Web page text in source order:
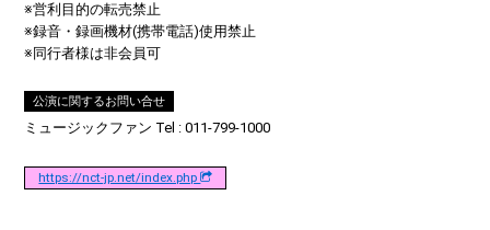
※営利目的の転売禁止
※録音・録画機材(携帯電話)使用禁止
※同行者様は非会員可
公演に関するお問い合せ
ミュージックファン Tel : 011-799-1000
https://nct-jp.net/index.php